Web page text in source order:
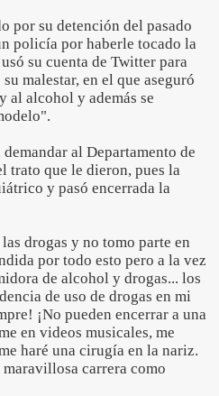
por su detención del pasado
policía por haberle tocado la
su cuenta de Twitter para
malestar, en el que aseguró
al alcohol y además se
al Departamento de
trato que le dieron, pues la
y pasó encerrada la
drogas y no tomo parte en
por todo esto pero a la vez
de alcohol y drogas... los
de uso de drogas en mi
¡No pueden encerrar a una
en videos musicales, me
haré una cirugía en la nariz.
carrera como